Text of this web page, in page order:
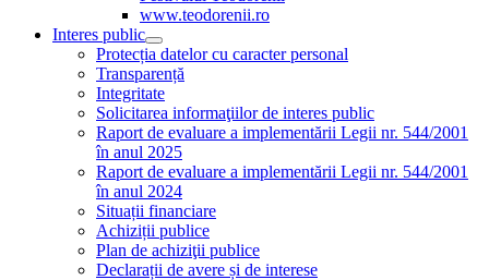
www.teodorenii.ro
Interes public
Protecția datelor cu caracter personal
Transparență
Integritate
Solicitarea informaţiilor de interes public
Raport de evaluare a implementării Legii nr. 544/2001
în anul 2025
Raport de evaluare a implementării Legii nr. 544/2001
în anul 2024
Situații financiare
Achiziții publice
Plan de achiziţii publice
Declarații de avere și de interese